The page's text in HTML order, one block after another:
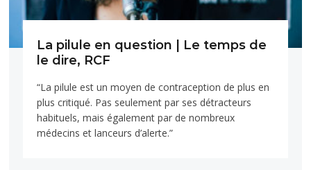
La pilule en question | Le temps de
le dire, RCF
“La pilule est un moyen de contraception de plus en
plus critiqué. Pas seulement par ses détracteurs
habituels, mais également par de nombreux
médecins et lanceurs d’alerte.”